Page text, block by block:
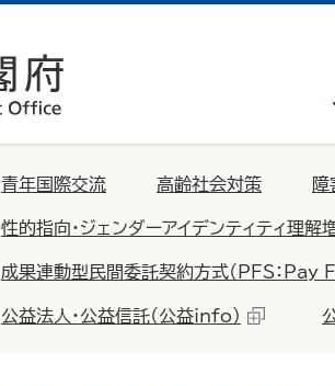
青年国際交流 高齢社会対策 障
性的指向・ジェンダーアイデンティティ理解
成果連動型民間委託契約方式（PFS：Pay
公益法人・公益信託（公益info）